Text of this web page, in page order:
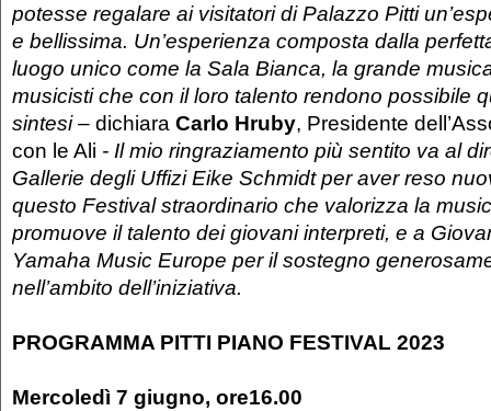
potesse regalare ai visitatori di Palazzo Pitti
e bellissima. Un’esperienza composta dalla
luogo unico come la Sala Bianca, la grande
musicisti che con il loro talento rendono possibile
sintesi – dichiara Carlo Hruby, Presidente
con le Ali - Il mio ringraziamento più sentito va al
Gallerie degli Uffizi Eike Schmidt per aver reso
questo Festival straordinario che valorizza la
promuove il talento dei giovani interpreti, e a
Yamaha Music Europe per il sostegno
nell’ambito dell’iniziativa.
PROGRAMMA PITTI PIANO FESTIVAL 2023
Mercoledì 7 giugno, ore16.00